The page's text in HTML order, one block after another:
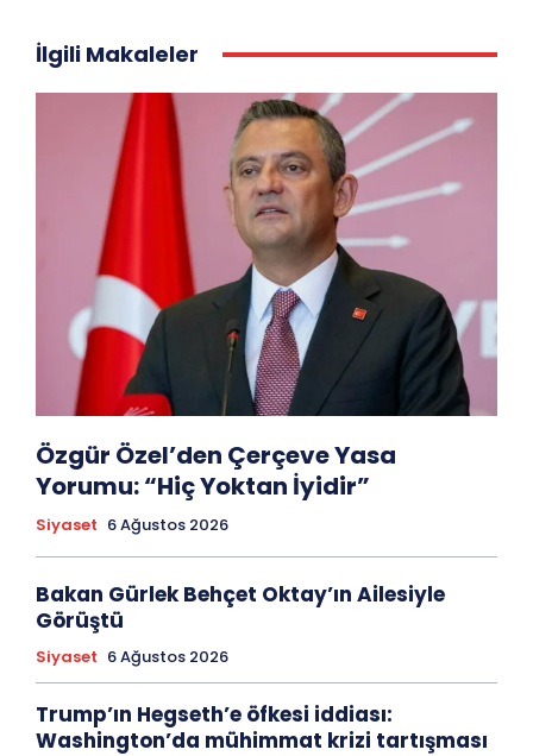
İlgili Makaleler
Özgür Özel’den Çerçeve Yasa
Yorumu: “Hiç Yoktan İyidir”
Siyaset 6 Ağustos 2026
Bakan Gürlek Behçet Oktay’ın Ailesiyle
Görüştü
Siyaset 6 Ağustos 2026
Trump’ın Hegseth’e öfkesi iddiası:
Washington’da mühimmat krizi tartışması